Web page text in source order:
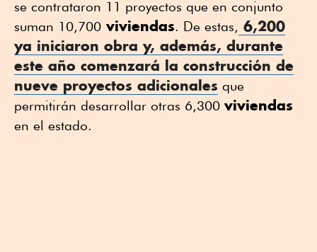
se contrataron 11 proyectos que en conjunto
suman 10,700 viviendas. De estas, 6,200
ya iniciaron obra y, además, durante
este año comenzará la construcción de
nueve proyectos adicionales que
permitirán desarrollar otras 6,300 viviendas
en el estado.